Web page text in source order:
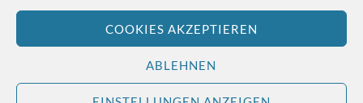
COOKIES AKZEPTIEREN
ABLEHNEN
Autoren-Brief
Hemingways Welt